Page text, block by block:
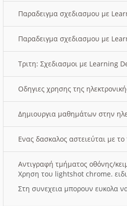
Παραδειγμα σχεδιασμου με
Παραδειγμα σχεδιασμου με
Τριτη: Σχεδιασμοι με Learning
Οδηγιες χρησης της
Δημιουργια μαθημάτων στην
Ενας δασκαλος αστειεύται με
Αντιγραφή τμήματος οθόνης/
Χρηση του lightshot chrome.
Στη συνεχεια μπορουν ευκολα